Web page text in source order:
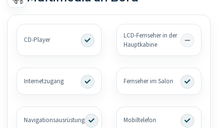
CD-Player
LCD-Fernseher in der
Hauptkabine
Internetzugang Fernseher im Salon
Navigationsausrüstung Mobiltelefon